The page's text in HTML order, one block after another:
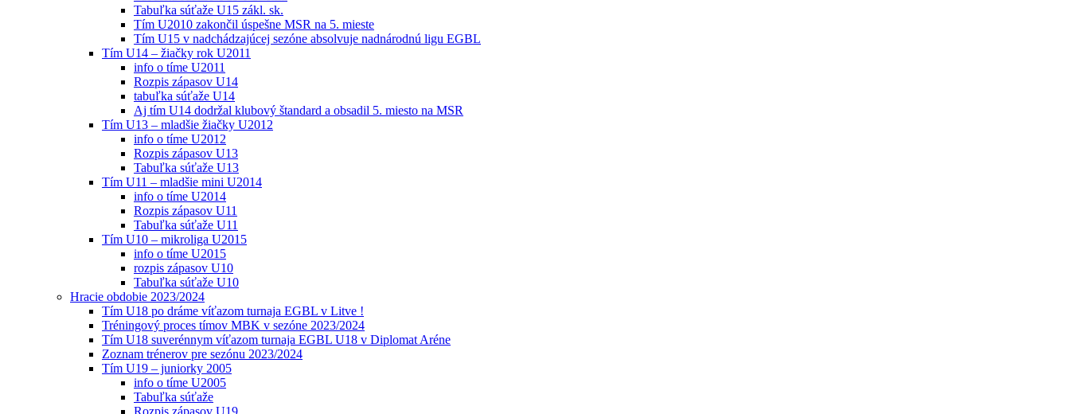
Tabuľka súťaže U15 zákl. sk.
Tím U2010 zakončil úspešne MSR na 5. mieste
Tím U15 v nadchádzajúcej sezóne absolvuje nadnárodnú ligu EGBL
Tím U14 – žiačky rok U2011
info o tíme U2011
Rozpis zápasov U14
tabuľka súťaže U14
Aj tím U14 dodržal klubový štandard a obsadil 5. miesto na MSR
Tím U13 – mladšie žiačky U2012
info o tíme U2012
Rozpis zápasov U13
Tabuľka súťaže U13
Tím U11 – mladšie mini U2014
info o tíme U2014
Rozpis zápasov U11
Tabuľka súťaže U11
Tím U10 – mikroliga U2015
info o tíme U2015
rozpis zápasov U10
Tabuľka súťaže U10
Hracie obdobie 2023/2024
Tím U18 po dráme víťazom turnaja EGBL v Litve !
Tréningový proces tímov MBK v sezóne 2023/2024
Tím U18 suverénnym víťazom turnaja EGBL U18 v Diplomat Aréne
Zoznam trénerov pre sezónu 2023/2024
Tím U19 – juniorky 2005
info o tíme U2005
Tabuľka súťaže
Rozpis zápasov U19